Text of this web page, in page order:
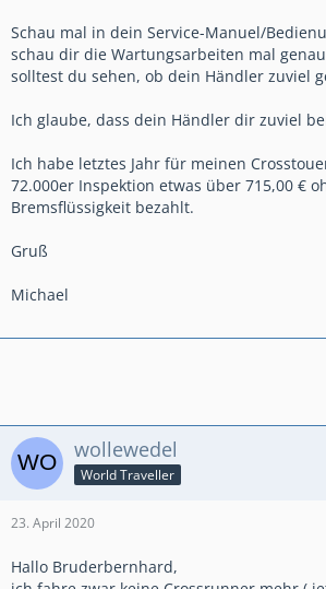
Schau mal in dein Service-Manuel/
schau dir die Wartungsarbeiten mal
solltest du sehen, ob dein Händler zuviel
Ich glaube, dass dein Händler dir zuviel
Ich habe letztes Jahr für meinen
72.000er Inspektion etwas über 715,00 €
Bremsflüssigkeit bezahlt.
Gruß
Michael
wollewedel
World Traveller
23. April 2020
Hallo Bruderbernhard,